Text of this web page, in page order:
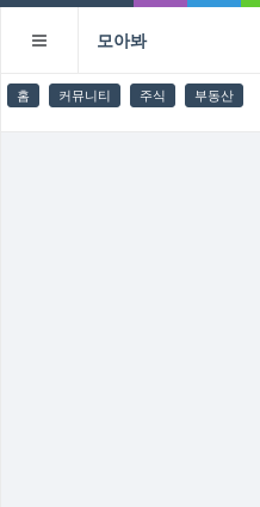
모아봐
홈 커뮤니티 주식 부동산